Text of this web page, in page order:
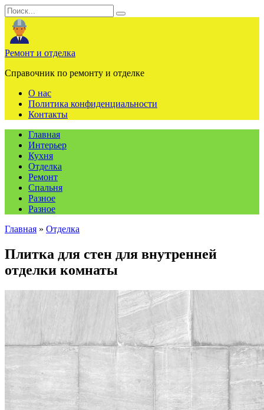
Перейти
к
содержанию
Search
for:
Ремонт и отделка
Справочник по ремонту и отделке
О нас
Политика конфиденциальности
Контакты
Главная
Интерьер
Кухня
Отделка
Ремонт
Спальня
Разное
Разное
Главная » Отделка
Плитка для стен для внутренней
отделки комнаты